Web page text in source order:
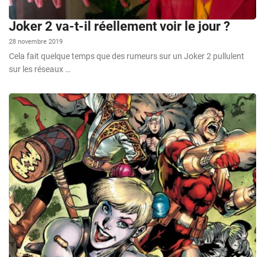
Joker 2 va-t-il réellement voir le jour ?
28 novembre 2019
Cela fait quelque temps que des rumeurs sur un Joker 2 pullulent
sur les réseaux …